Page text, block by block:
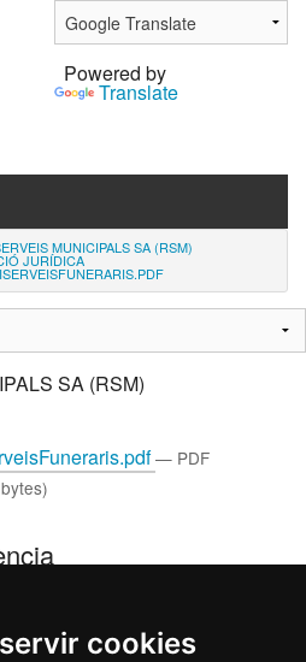
cookies
Powered by
Translate
MUNICIPALS SA (RSM)
JURÍDICA
— PDF
de transparència de
entitats dependents